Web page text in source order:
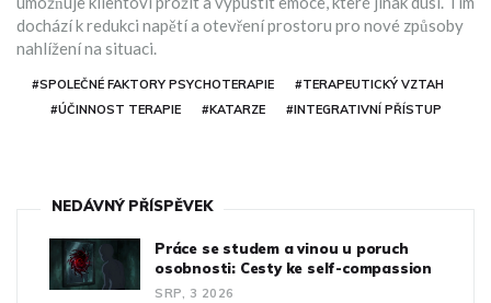
dochází k redukci napětí a otevření prostoru pro nové způsoby
nahlížení na situaci.
#SPOLEČNÉ FAKTORY PSYCHOTERAPIE
#TERAPEUTICKÝ VZTAH
#ÚČINNOST TERAPIE
#KATARZE #INTEGRATIVNÍ PŘÍSTUP
NEDÁVNÝ PŘÍSPĚVEK
Práce se studem a vinou u poruch
osobnosti: Cesty ke self-compassion
SRP, 3 2026